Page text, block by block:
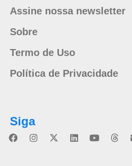
Assine nossa newsletter
Sobre
Termo de Uso
Política de Privacidade
Siga